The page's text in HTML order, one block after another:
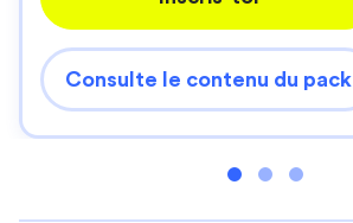
Consulte le contenu du pack